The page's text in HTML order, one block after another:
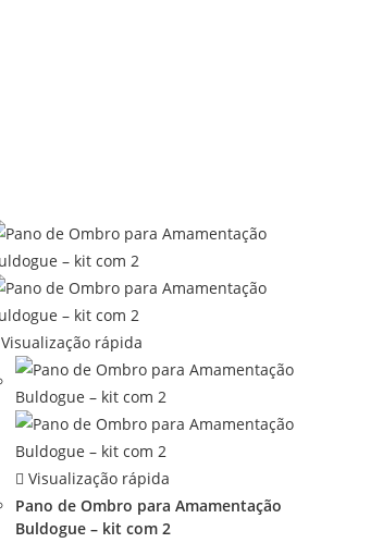
Visualização rápida
Visualização rápida
Pano de Ombro para Amamentação
Buldogue – kit com 2